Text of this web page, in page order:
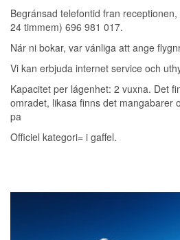
Begránsad telefontid fran
24 timmem) 696 981 017.
Nár ni bokar, var vánliga att ange
Vi kan erbjuda internet service och
Kapacitet per lágenhet: 2 vuxna. Det
omradet, likasa finns det mangabarer
pa
Officiel kategori= i gaffel.